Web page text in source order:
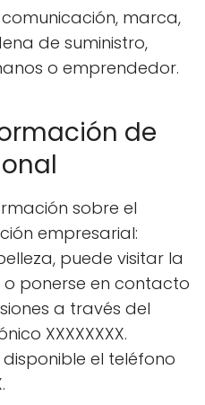
marca,
de suministro,
o emprendedor.
de
sobre el
empresarial:
puede visitar la
o ponerse en contacto
a través del
XXXXXXXX.
el teléfono